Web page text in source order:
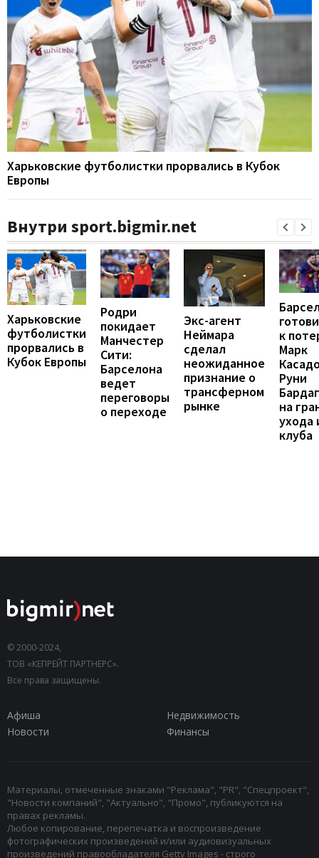
Харьковские футболистки прорвались в Кубок
Европы
Внутри sport.bigmir.net
Харьковские
футболистки
прорвались в
Кубок Европы
Родри
покидает
Манчестер
Сити:
Барселона
ведет
переговоры
о переходе
Экс-агент
Неймара
сделал
неожиданное
признание о
трансферном
рынке
к
Марк
Руни
на
ухода
клуба
© 2000-2024,
ТОВ «КЕПРЕЙТ ПАРТНЕРС».
Все права защищены.
Афиша
Недвижимость
Новости
Финансы
Материалы, отмеченные знаками "Реклама", "PR", "Спецпроект",
"Новости компаний", "Актуально", "Промо", публикуются на
правах рекламы.
Любое копирование, перепечатка и воспроизведение
фотографических произведений и/или аудиовизуальных
произведений правообладателя Getty Images - строго